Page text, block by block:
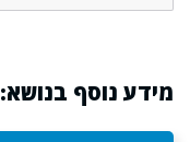
מידע נוסף בנושא: